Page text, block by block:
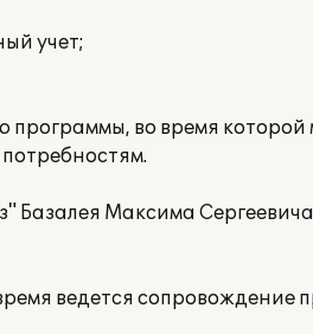
учет;
во время которой
Базалея Максима
ведется сопровождение